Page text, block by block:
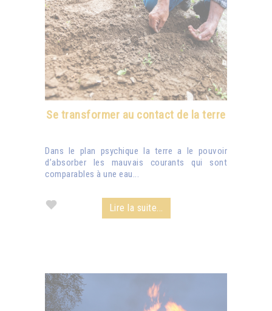
Se transformer au contact de la terre
Dans le plan psychique la terre a le pouvoir
d’absorber les mauvais courants qui sont
comparables à une eau...
Lire la suite...